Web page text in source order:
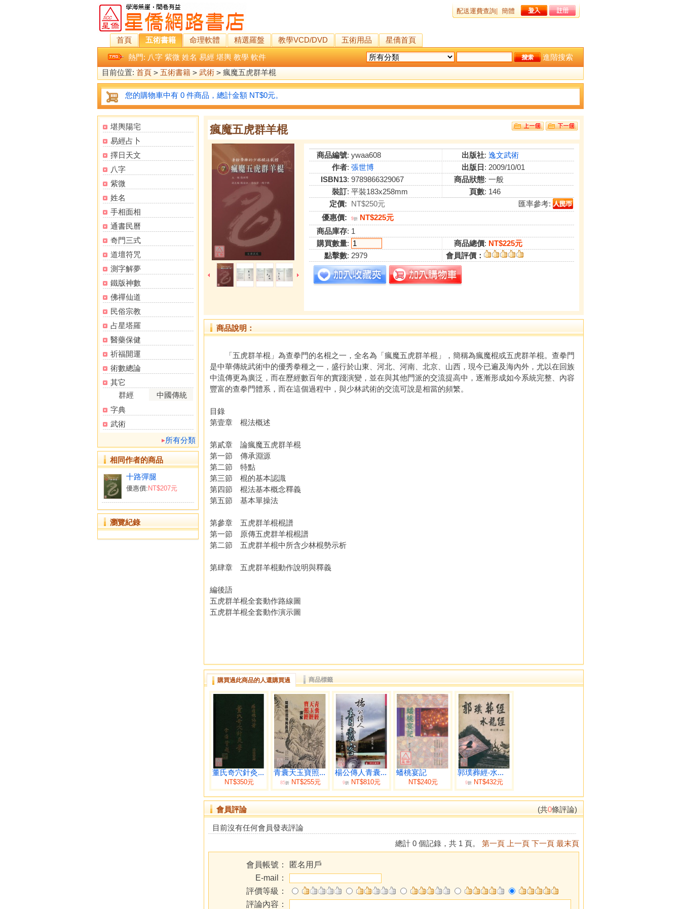
配送運費查詢 簡體
首頁 五術書籍 命理軟體 精選羅盤 教學VCD/DVD 五術用品
星僑首頁
熱門: 八字 紫微 姓名 易經 堪輿 教學 軟件
進階搜索
目前位置: 首頁 > 五術書籍 > 武術 > 瘋魔五虎群羊棍
您的購物車中有 0 件商品，總計金額 NT$0元。
堪輿陽宅
易經占卜
擇日天文
八字
紫微
姓名
手相面相
通書民曆
奇門三式
道壇符咒
測字解夢
鐵版神數
佛禪仙道
民俗宗教
占星塔羅
醫藥保健
祈福開運
術數總論
其它
群經
中國傳統
字典
武術
所有分類
相同作者的商品
十路彈腿
優惠價: NT$207元
瀏覽紀錄
瘋魔五虎群羊棍
商品編號: ywaa608 出版社: 逸文武術
作者: 張世博 出版日 : 2009/10/01
ISBN13: 9789866329067 商品狀態: 一般
裝訂: 平裝183x258mm 頁數: 146
定價: NT$250元
匯率參考:
優惠價:
9折 NT$225元
商品庫存: 1
購買數量: 商品總價: NT$225元
點擊數: 2979 會員評價：
商品說明：
「五虎群羊棍」為查拳門的名棍之一，全名為「瘋魔五虎群羊棍」，簡稱為瘋魔棍或五虎群羊棍。查拳門
是中華傳統武術中的優秀拳種之一，盛行於山東、河北、河南、北京、山西，現今已遍及海內外，尤以在回族
中流傳更為廣泛，而在歷經數百年的實踐演變，並在與其他門派的交流提高中，逐漸形成如今系統完整、內容
豐富的查拳門體系，而在這個過程中，與少林武術的交流可說是相當的頻繁。
目錄
第壹章 棍法概述
第貳章 論瘋魔五虎群羊棍
第一節 傳承淵源
第二節 特點
第三節 棍的基本認識
第四節 棍法基本概念釋義
第五節 基本單操法
第參章 五虎群羊棍棍譜
第一節 原傳五虎群羊棍棍譜
第二節 五虎群羊棍中所含少林棍勢示析
第肆章 五虎群羊棍動作說明與釋義
編後語
五虎群羊棍全套動作路線圖
五虎群羊棍全套動作演示圖
購買過此商品的人還購買過 商品標籤
董氏奇穴針灸...
NT$350元
青囊天玉寶照...
85折NT$255元
楊公傳人青囊...
9折 NT$810元
蟠桃宴記
NT$240元
郭璞葬經‧水...
9折 NT$432元
會員評論 (共0條評論)
目前沒有任何會員發表評論
總計 0 個記錄，共 1 頁。 第一頁 上一頁 下一頁 最末頁
會員帳號：
匿名用戶
E-mail：
評價等級：
評論內容：